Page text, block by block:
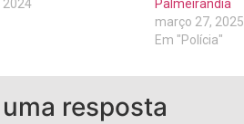
2024
Palmeirândia
março 27, 2025
Em "Polícia"
resposta